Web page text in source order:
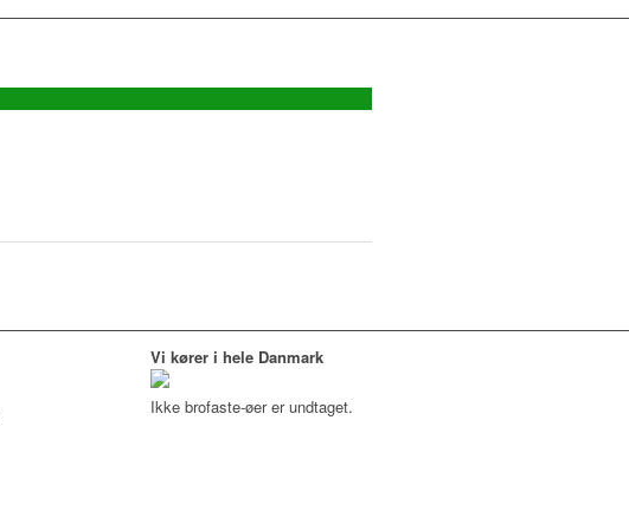
Vi kører i hele Danmark
Ikke brofaste-øer er undtaget.